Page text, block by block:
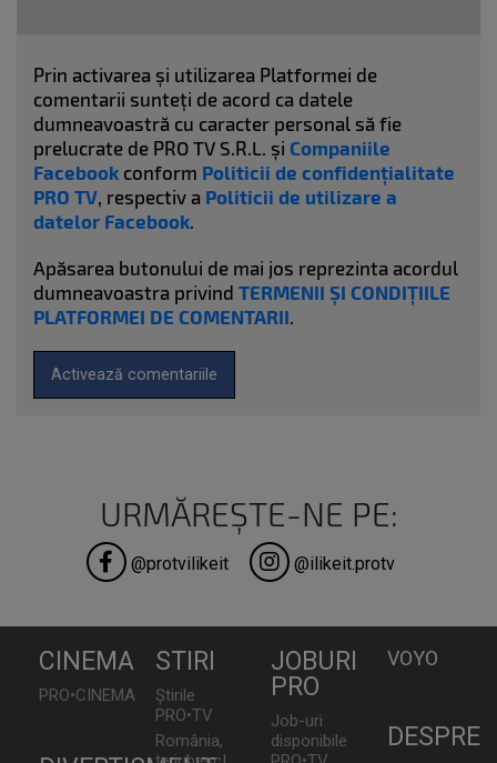
Prin activarea și utilizarea Platformei de
comentarii sunteți de acord ca datele
dumneavoastră cu caracter personal să fie
prelucrate de PRO TV S.R.L. și Companiile
Facebook conform Politicii de confidențialitate
PRO TV, respectiv a Politicii de utilizare a
datelor Facebook.
Apăsarea butonului de mai jos reprezinta acordul
dumneavoastra privind TERMENII ȘI CONDIȚIILE
PLATFORMEI DE COMENTARII.
Activează comentariile
URMĂREȘTE-NE PE:
@protvilikeit @ilikeit.protv
CINEMA
PRO•CINEMA
STIRI
Știrile
PRO•TV
România,
JOBURI
PRO
Job-uri
disponibile
VOYO
DESPRE